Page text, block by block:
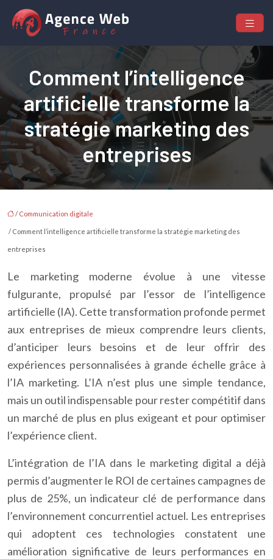
Comment l’intelligence
artificielle transforme la
stratégie marketing des
entreprises
/ Communication digitale
/ Comment l’intelligence artificielle transforme la stratégie marketing des
entreprises
Le marketing moderne évolue à une vitesse
fulgurante, propulsé par l’essor de l’intelligence
artificielle (IA). Cette transformation profonde permet
aux entreprises de mieux comprendre leurs clients,
d’anticiper leurs besoins et de leur offrir des
expériences personnalisées à grande échelle grâce à
l’IA marketing. L’IA n’est plus une simple tendance,
mais un outil indispensable pour rester compétitif dans
un marché de plus en plus exigeant et pour optimiser
l’expérience client.
L’intégration de l’IA dans le marketing digital a déjà
permis d’augmenter le ROI de certaines campagnes de
plus de 25%, un indicateur clé de performance dans
l’environnement concurrentiel actuel. Les entreprises
qui adoptent ces technologies constatent une
amélioration significative de leurs performances en